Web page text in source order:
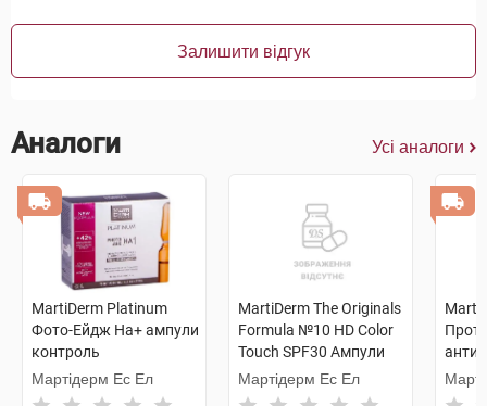
Залишити відгук
Аналоги Усі аналоги
MartiDerm Platinum
Фото-Ейдж На+ ампули
контроль
фотостаріння для всіх
типів шкіри 2 мл 10
Мартідерм Ес Ел
MartiDerm The Originals
Formula №10 HD Color
Touch SPF30 Ампули
для обличчя з
тонуючим ефектом 2
Мартідерм Ес Ел
для